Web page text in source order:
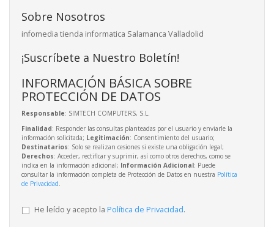
Sobre Nosotros
infomedia tienda informatica Salamanca Valladolid
¡Suscríbete a Nuestro Boletín!
INFORMACIÓN BÁSICA SOBRE
PROTECCIÓN DE DATOS
Responsable: SIMTECH COMPUTERS, S.L.
Finalidad: Responder las consultas planteadas por el usuario y enviarle la
información solicitada; Legitimación: Consentimiento del usuario;
Destinatarios: Solo se realizan cesiones si existe una obligación legal;
Derechos: Acceder, rectificar y suprimir, así como otros derechos, como se
indica en la información adicional; Información Adicional: Puede
consultar la información completa de Protección de Datos en nuestra Política
de Privacidad.
He leído y acepto la Política de Privacidad.